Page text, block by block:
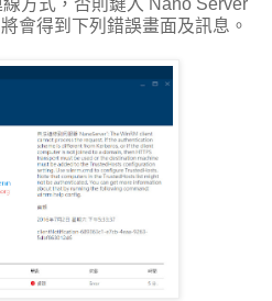
會得到下列錯誤畫面及訊息。